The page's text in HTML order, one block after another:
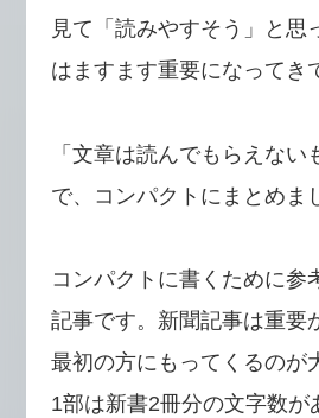
見て「読みやすそう」と思
はますます重要になってき
「文章は読んでもらえない
で、コンパクトにまとめま
コンパクトに書くために参
記事です。新聞記事は重要
最初の方にもってくるのが
1部は新書2冊分の文字数が